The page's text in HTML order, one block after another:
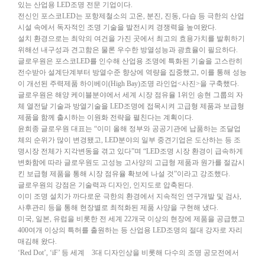
있는 산업용 LED조명 전문 기업이다.
전신인 포스코LED는 포항제철소의 고온, 분진, 진동, 다습 등 극한의 산업
시설 속에서 독자적인 조명 기술을 발전시켜 경쟁력을 높여왔다.
설치 환경으로는 최악의 여건을 가진 곳에서 최고의 효용가치를 발휘하기
위해선 내구성과 견고함은 물론 우수한 방열성능과 광효율이 필요하다.
글로우원은 포스코LED를 인수해 산업용 조명에 특화된 기술을 고스란히
전수받아 설계단계부터 방열수준 향상에 역량을 집중했고, 이를 통해 성능
이 개선된 주력제품 하이베이(High Bay)조명 라인업<사진>을 구축했다.
글로우원은 해양 케이블분야에서 세계 시장 점유율 1위인 송현 그룹의 자
체 열전달 기술과 방열기술을 LED조명에 접목시켜 고급형 제품과 보급형
제품을 함께 출시하는 이원화 전략을 펼친다는 계획이다.
윤희종 글로우원 대표는 “이미 올해 정부와 공공기관에 납품하는 조달업
체의 순위가 많이 변경됐고, LED분야의 일부 중견기업은 도산하는 등 조
명시장 전체가 지각변동을 겪고 있다”며 “LED조명 시장 환경이 급속하게
변화함에 따라 글로우원도 고성능 고사양의 고급형 제품과 원가를 절감시
킨 보급형 제품을 통해 시장 점유율 확보에 나설 것”이라고 강조했다.
글로우원의 강점은 기술력과 디자인, 인지도로 압축된다.
이미 조명 설치가 까다로운 극한의 환경에서 지속적인 연구개발 및 검사,
사후관리 등을 통해 현장별로 최적화된 제품 사양을 구현해 냈다.
미국, 일본, 유럽을 비롯한 전 세계 22개국 이상의 현장에 제품을 공급했고
400여개 이상의 특허를 출원하는 등 산업용 LED조명의 절대 강자로 자리
매김해 왔다.
‘Red Dot’, ‘iF’ 등 세계 3대 디자인상을 비롯해 다수의 조명 공모전에서